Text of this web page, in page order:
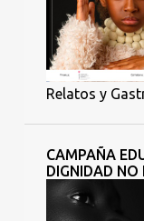
Relatos y
CAMPAÑA
DIGNIDAD NO